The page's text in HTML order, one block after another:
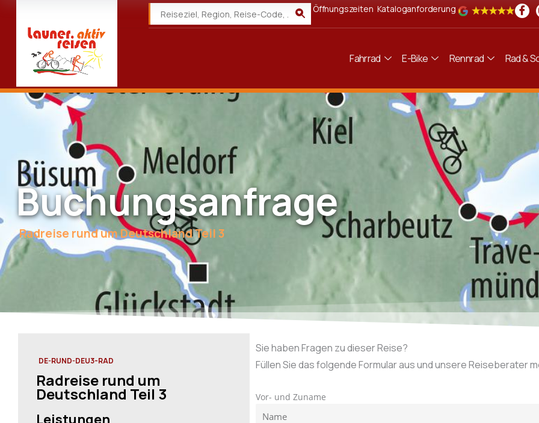
Öffnungszeiten Kataloganforderung
Fahrrad E-Bike Rennrad Rad &
Buchungsanfrage
Radreise rund um Deutschland Teil 3
Sie haben Fragen zu dieser Reise?
Füllen Sie das folgende Formular aus und unsere Reiseberater
Vor- und Zuname
DE-RUND-DEU3-RAD
Radreise rund um
Deutschland Teil 3
Leistungen